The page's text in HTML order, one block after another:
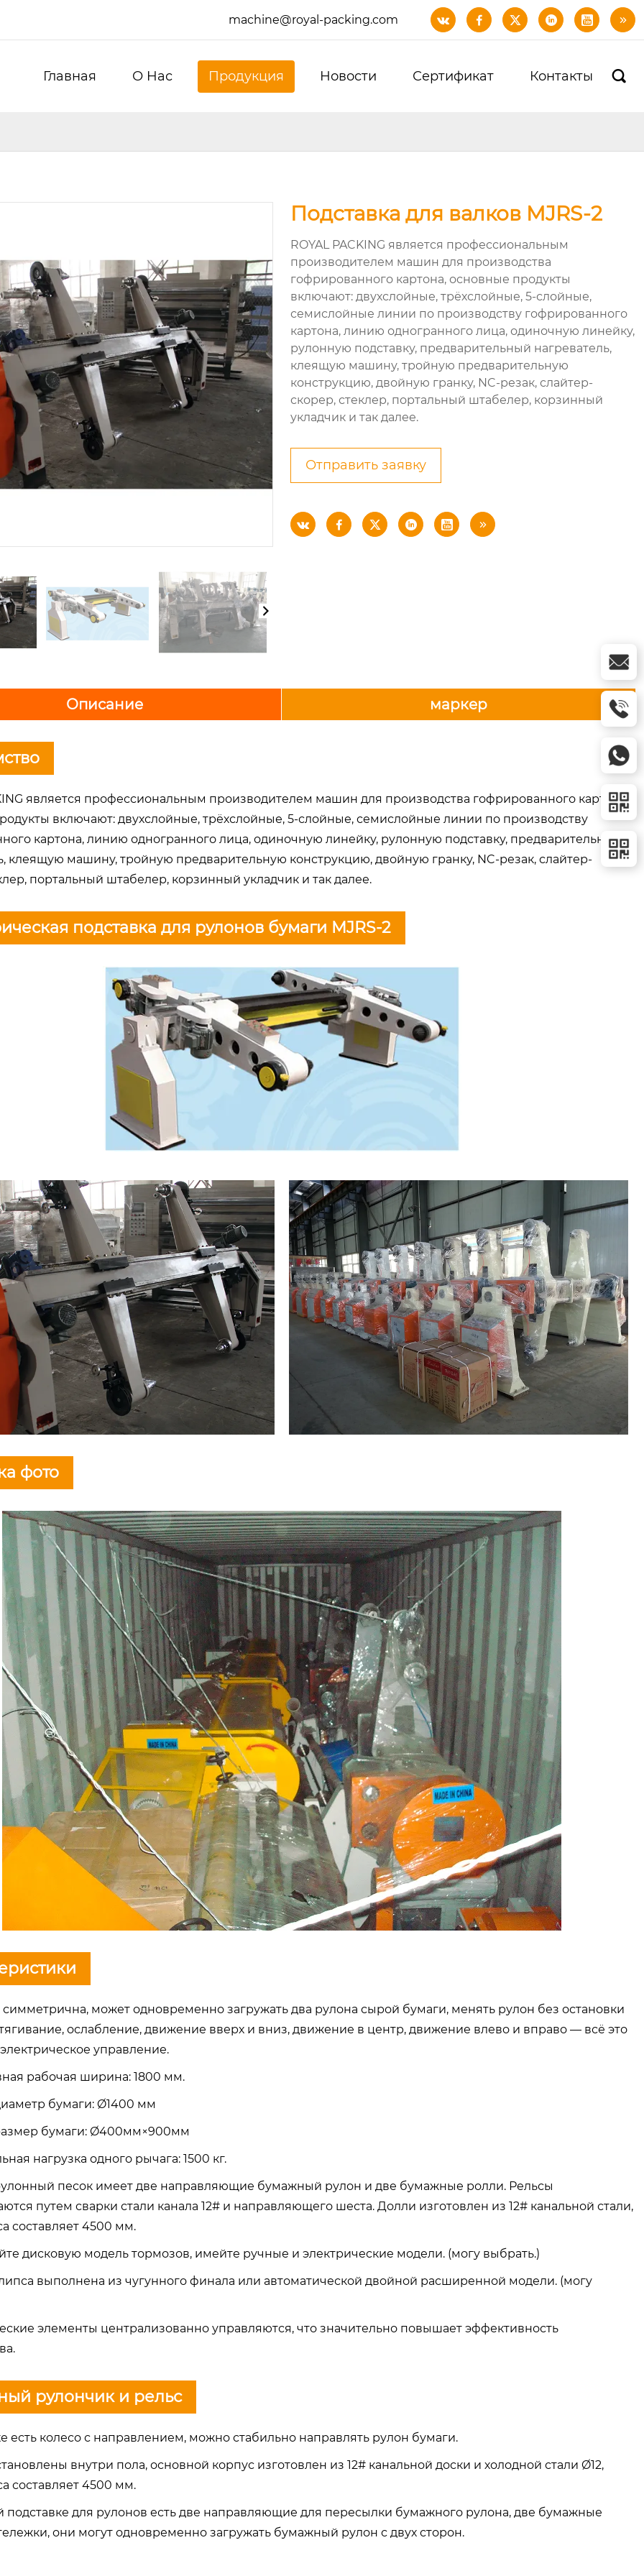
machine@royal-packing.com      
Главная О Hас Продукция Новости Сертификат Контакты 
Подставка для валков MJRS-2
ROYAL PACKING является профессиональным
производителем машин для производства
гофрированного картона, основные продукты
включают: двухслойные, трёхслойные, 5-слойные,
семислойные линии по производству гофрированного
картона, линию одногранного лица, одиночную линейку,
рулонную подставку, предварительный нагреватель,
клеящую машину, тройную предварительную
конструкцию, двойную гранку, NC-резак, слайтер-
скорер, стеклер, портальный штабелер, корзинный
укладчик и так далее.
Отправить заявку
     
Описание маркер
является профессиональным производителем машин для производства гофрированного картона,
включают: двухслойные, трёхслойные, 5-слойные, семислойные линии по производству
картона, линию одногранного лица, одиночную линейку, рулонную подставку, предварительный
клеящую машину, тройную предварительную конструкцию, двойную гранку, NC-резак, слайтер-
портальный штабелер, корзинный укладчик и так далее.
подставка для рулонов бумаги MJRS-2
фото
симметрична, может одновременно загружать два рулона сырой бумаги, менять рулон без остановки
ослабление, движение вверх и вниз, движение в центр, движение влево и вправо — всё это
управление.
рабочая ширина: 1800 мм.
бумаги: Ø1400 мм
бумаги: Ø400мм×900мм
нагрузка одного рычага: 1500 кг.
песок имеет две направляющие бумажный рулон и две бумажные ролли. Рельсы
путем сварки стали канала 12# и направляющего шеста. Долли изготовлен из 12# канальной стали,
составляет 4500 мм.
дисковую модель тормозов, имейте ручные и электрические модели. (могу выбрать.)
выполнена из чугунного финала или автоматической двойной расширенной модели. (могу
элементы централизованно управляются, что значительно повышает эффективность
рулончик и рельс
есть колесо с направлением, можно стабильно направлять рулон бумаги.
внутри пола, основной корпус изготовлен из 12# канальной доски и холодной стали Ø12,
составляет 4500 мм.
подставке для рулонов есть две направляющие для пересылки бумажного рулона, две бумажные
они могут одновременно загружать бумажный рулон с двух сторон.